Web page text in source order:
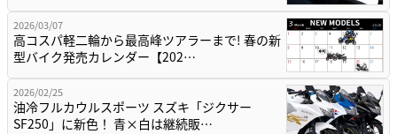
2026/03/07
高コスパ軽二輪から最高峰ツアラーまで! 春の新
型バイク発売カレンダー【202…
2026/02/25
油冷フルカウルスポーツ スズキ「ジクサー
SF250」に新色！ 青×白は継続販…